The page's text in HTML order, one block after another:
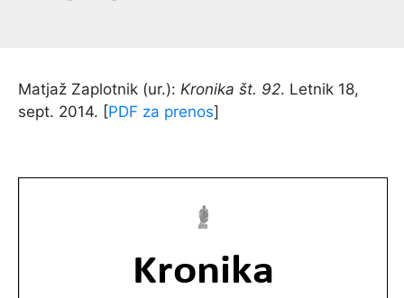
Matjaž Zaplotnik (ur.): Kronika št. 92. Letnik 18,
sept. 2014. [PDF za prenos]